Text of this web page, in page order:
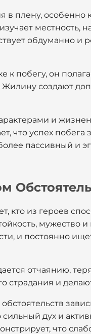
плену, особенно
местность,
обдуманно и
побегу, он
Жилину создают
и
что успех побега
пассивный и
кто из героев
мужество
и постоянно
отчаянию,
страдания и
дух и
что